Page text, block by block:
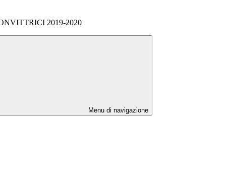
2019-2020
Menu di navigazione